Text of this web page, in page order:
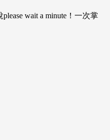
wait a minute！一次掌